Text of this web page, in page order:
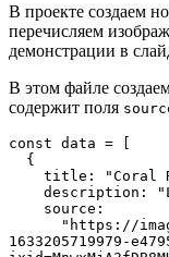
В проекте создаем
перечисляем
демонстрации в
В этом файле
содержит поля
const data = [
  {
title: "Coral
    source:
1633205719979-